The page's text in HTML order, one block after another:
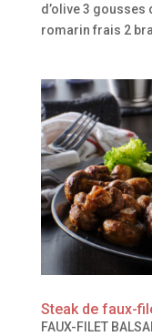
d’olive 3 gousses
romarin frais 2
Steak de faux-
FAUX-FILET